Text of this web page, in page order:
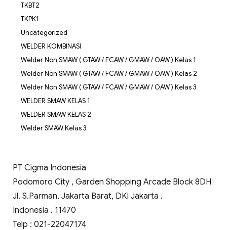
TKBT2
TKPK1
Uncategorized
WELDER KOMBINASI
Welder Non SMAW ( GTAW / FCAW / GMAW / OAW ) Kelas 1
Welder Non SMAW ( GTAW / FCAW / GMAW / OAW ) Kelas 2
Welder Non SMAW ( GTAW / FCAW / GMAW / OAW ) Kelas 3
WELDER SMAW KELAS 1
WELDER SMAW KELAS 2
Welder SMAW Kelas 3
PT Cigma Indonesia
Podomoro City , Garden Shopping Arcade Block 8DH
Jl. S.Parman, Jakarta Barat, DKI Jakarta .
Indonesia . 11470
Telp : 021-22047174